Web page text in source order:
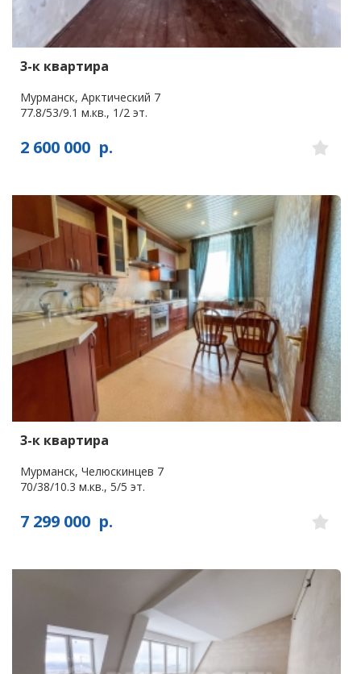
3-к квартира
Мурманск, Арктический 7
77.8/53/9.1 м.кв., 1/2 эт.
2 600 000 р.
3-к квартира
Мурманск, Челюскинцев 7
70/38/10.3 м.кв., 5/5 эт.
7 299 000 р.